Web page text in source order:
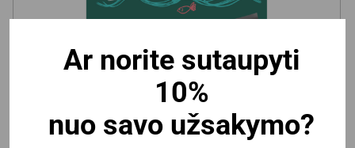
Vaikiška magnetinė/kreidinė lenta Deli 600x900mm,
Yra prekyboje
Ar norite sutaupyti
10%
nuo savo užsakymo?